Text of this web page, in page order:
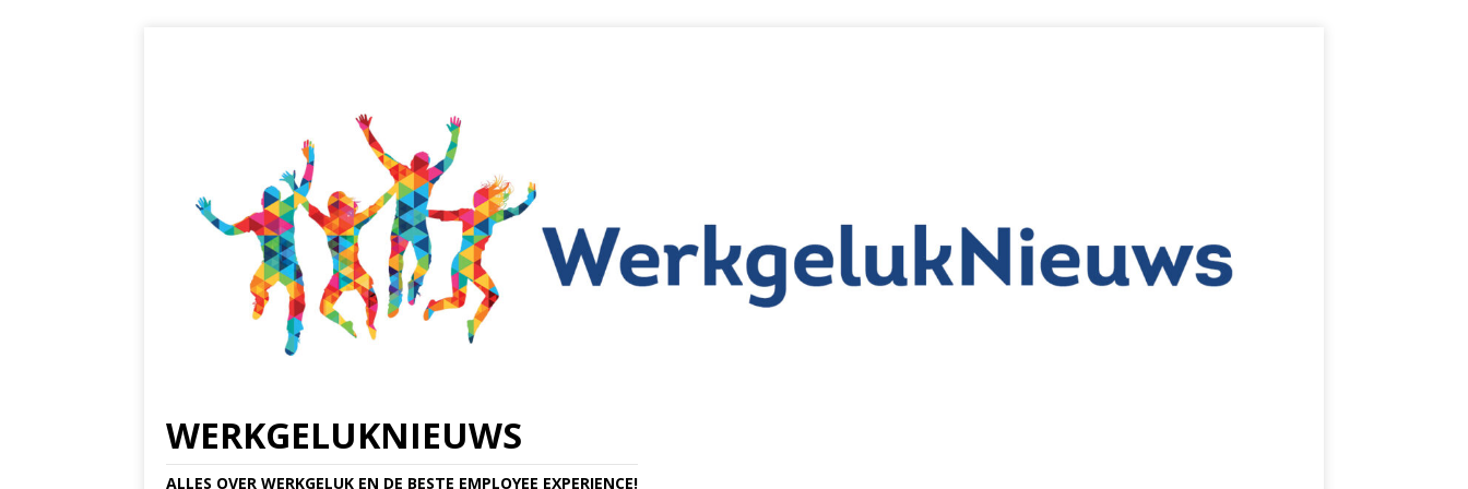
WERKGELUKNIEUWS
ALLES OVER WERKGELUK EN DE BESTE EMPLOYEE EXPERIENCE!